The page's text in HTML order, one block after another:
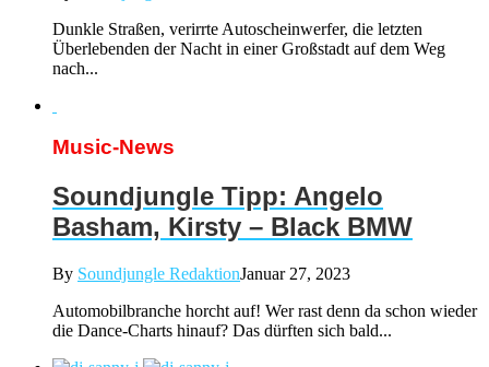
Dunkle Straßen, verirrte Autoscheinwerfer, die letzten
Überlebenden der Nacht in einer Großstadt auf dem Weg
nach...
Music-News
Soundjungle Tipp: Angelo
Basham, Kirsty – Black BMW
By Soundjungle RedaktionJanuar 27, 2023
Automobilbranche horcht auf! Wer rast denn da schon wieder
die Dance-Charts hinauf? Das dürften sich bald...